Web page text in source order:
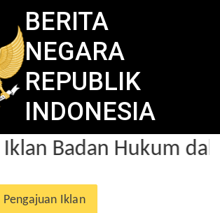
BERITA
NEGARA
REPUBLIK
INDONESIA
Badan Hukum
Pengajuan Iklan